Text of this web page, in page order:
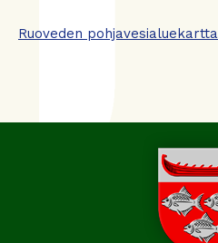
Ruoveden pohjavesialuekartta